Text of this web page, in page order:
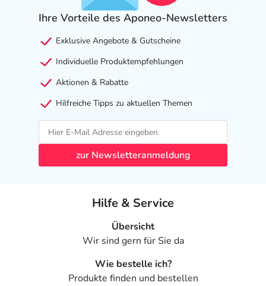
Ihre Vorteile des Aponeo-Newsletters
Exklusive Angebote & Gutscheine
Individuelle Produktempfehlungen
Aktionen & Rabatte
Hilfreiche Tipps zu aktuellen Themen
zur Newsletteranmeldung
Hilfe & Service
Übersicht
Wir sind gern für Sie da
Wie bestelle ich?
Produkte finden und bestellen